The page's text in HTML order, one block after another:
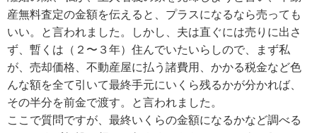
産無料査定の金額を伝えると、プラスになるなら売っても
いい。と言われました。しかし、夫は直ぐには売りに出さ
ず、暫くは（２〜３年）住んでいたいらしので、まず私
が、売却価格、不動産屋に払う諸費用、かかる税金など色
んな額を全て引いて最終手元にいくら残るかが分かれば、
その半分を前金で渡す。と言われました。
ここで質問ですが、最終いくらの金額になるかなど調べる